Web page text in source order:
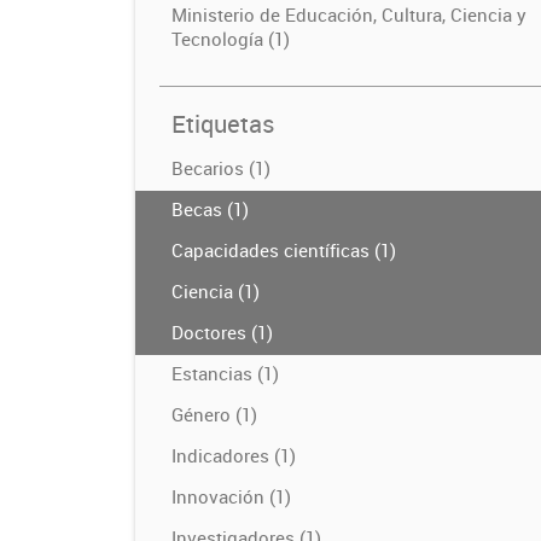
Ministerio de Educación, Cultura, Ciencia y
Tecnología (1)
Etiquetas
Becarios (1)
Becas (1)
Capacidades científicas (1)
Ciencia (1)
Doctores (1)
Estancias (1)
Género (1)
Indicadores (1)
Innovación (1)